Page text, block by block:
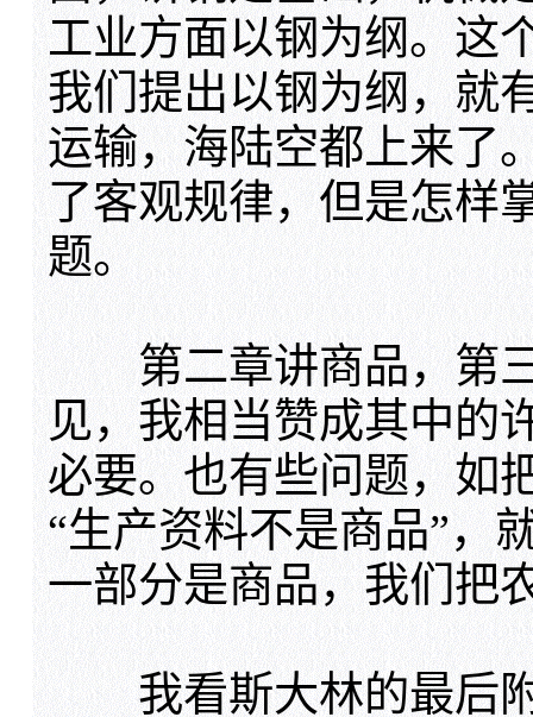
工业方面以钢为纲。这
我们提出以钢为纲，就
运输，海陆空都上来了
了客观规律，但是怎样
题。
第二章讲商品，第三
见，我相当赞成其中的
必要。也有些问题，如
“生产资料不是商品”，
一部分是商品，我们把
我看斯大林的最后附